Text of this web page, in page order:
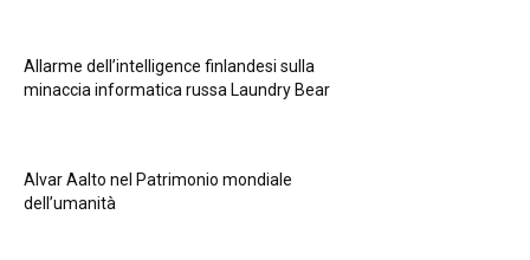
Allarme dell’intelligence finlandesi sulla
minaccia informatica russa Laundry Bear
Alvar Aalto nel Patrimonio mondiale
dell’umanità